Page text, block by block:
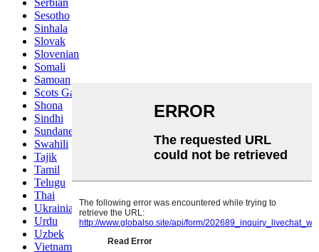
Sesotho
Sinhala
Slovak
Slovenian
Somali
Samoan
Scots Gaelic
Shona
Sindhi
Sundanese
Swahili
Tajik
Tamil
Telugu
Thai
Ukrainian
Urdu
Uzbek
Vietnamese